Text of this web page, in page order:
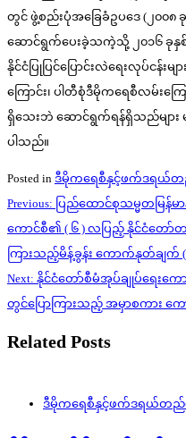
တွင် ဖွဲ့စည်းပုံအခြေခံဥပဒေ (၂၀၀
ဆောင်ရွက်ပေးခဲ့သကဲ့သို့ ၂၀၁၆ ခု
နိုင်ငံပြုပြင်ပြောင်းလဲရေးလုပ်ငန်း
ကြောင်း၊ ပါတီစုံဒီမိုကရေစီလမ်းက
ရှိသေးဘဲ ဆောင်ရွက်ရန်ရှိသည်များ မျ
ပါသည်။
Posted in ဒီမိုကရေစီနှင့်ဖက်ဒရယ်တည်
Post
navigation
Previous: ပြည်ထောင်စုသမ္မတမြန်မ
ကောင်စီ၏ ( ၆ ) လပြည့် နိုင်ငံတော်
ကြားသည့်မိန့်ခွန်း ကောက်နုတ်ချက် (
Next: နိုင်ငံတော်စီမံအုပ်ချုပ်ရေးက
တွင်ပြောကြားသည့် အမှာစကား က
Related Posts
ဒီမိုကရေစီနှင့်ဖက်ဒရယ်တည်ဆ